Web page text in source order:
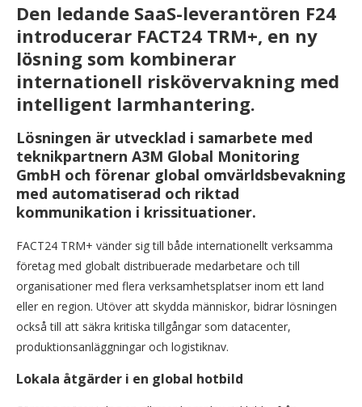
Den ledande SaaS-leverantören F24
introducerar FACT24 TRM+, en ny
lösning som kombinerar
internationell riskövervakning med
intelligent larmhantering.
Lösningen är utvecklad i samarbete med
teknikpartnern A3M Global Monitoring
GmbH och förenar global omvärldsbevakning
med automatiserad och riktad
kommunikation i krissituationer.
FACT24 TRM+ vänder sig till både internationellt verksamma
företag med globalt distribuerade medarbetare och till
organisationer med flera verksamhetsplatser inom ett land
eller en region. Utöver att skydda människor, bidrar lösningen
också till att säkra kritiska tillgångar som datacenter,
produktionsanläggningar och logistiknav.
Lokala åtgärder i en global hotbild